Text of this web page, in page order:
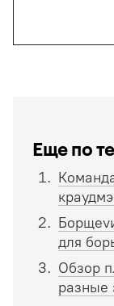
Еще по
для
Обзор
разные